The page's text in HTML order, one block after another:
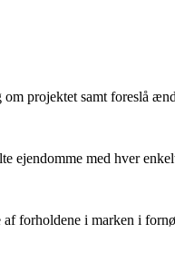
projektet samt foreslå
ejendomme med hver
forholdene i marken i